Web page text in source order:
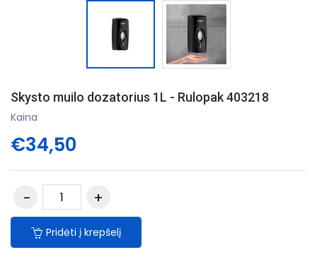
Skysto muilo dozatorius 1L - Rulopak 403218
Kaina
€34,50
Pridėti į krepšelį